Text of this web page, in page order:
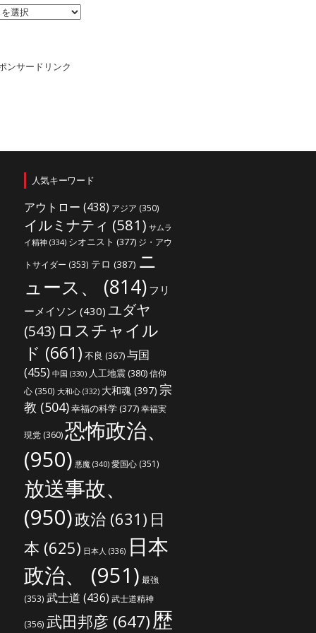
ンサードリンク
人気キーワード
アウトロー (438) アジア (350)
イルミナティ (581) サムラ
イ精神(334) シオニスト (377) ジ・アウ
トサイダー (353) テロ (387) ニ
ュース、
(814) フリ
ーメイソン (430) ユダヤ
(543) ロスチャイル
ド (661) 不良 (367)与国
(455) 中国 (330) 人工地震(380) 信仰
心(350) 大和心(332) 大和魂(397) 宗
教 (504)幸福の科学(377) 幸福実
現党(360) 恐怖政治、
(950) 悪魔(340) 愛国心(351)
放送事故、
(950)政治(631) 日
本 (625) 日本人 (336) 日本
政治、
(951) 最強
(353) 武士道 (436) 武士道精神
(356) 武田邦彦 (647)歴